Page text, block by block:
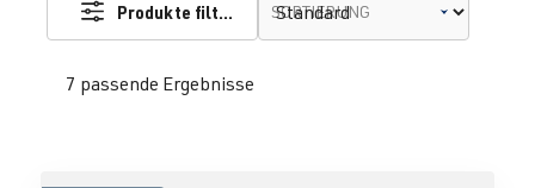
7 passende Ergebnisse
Produkte filtern SORTIERUNG